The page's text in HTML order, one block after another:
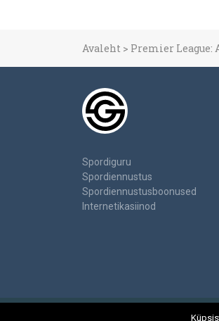
Avaleht > Premier League:
Spordiguru
Spordiennustus
Spordiennustusboonused
Internetikasiinod